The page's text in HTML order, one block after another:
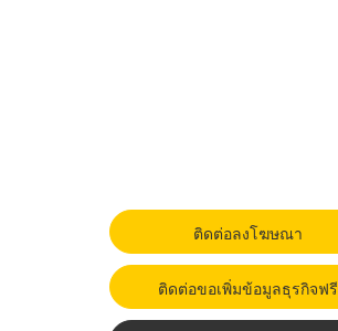
ติดต่อลงโฆษณา
ติดต่อขอเพิ่มข้อมูลธุรกิจฟรี